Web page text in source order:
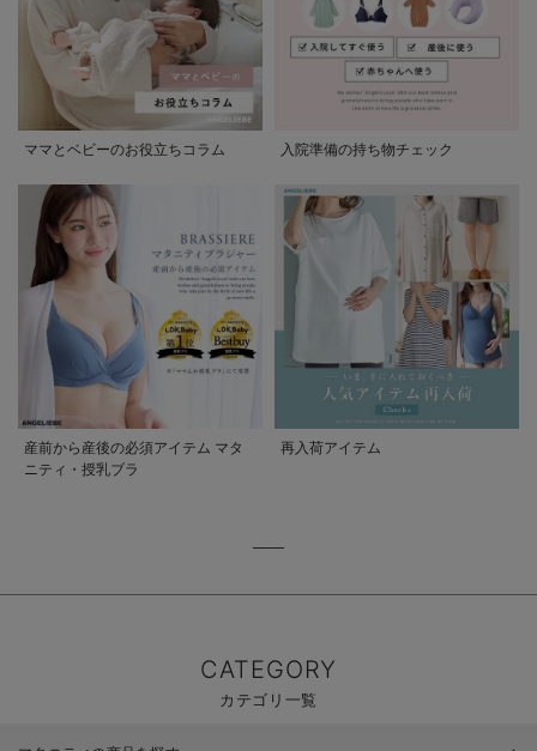
ママとベビーのお役立ちコラム 入院準備の持ち物チェック
産前から産後の必須アイテム マタ
ニティ・授乳ブラ
再入荷アイテム
CATEGORY
カテゴリ一覧